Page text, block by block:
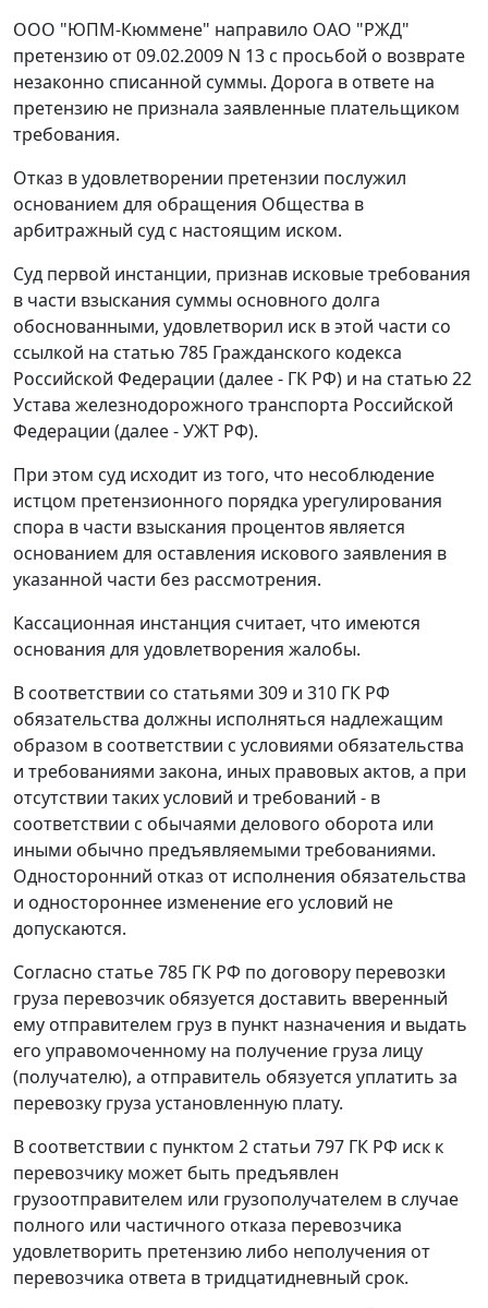
ООО "ЮПМ-Кюммене" направило ОАО "РЖД"
претензию от 09.02.2009 N 13 с просьбой о возврате
незаконно списанной суммы. Дорога в ответе на
претензию не признала заявленные плательщиком
требования.
Отказ в удовлетворении претензии послужил
основанием для обращения Общества в
арбитражный суд с настоящим иском.
Суд первой инстанции, признав исковые требования
в части взыскания суммы основного долга
обоснованными, удовлетворил иск в этой части со
ссылкой на статью 785 Гражданского кодекса
Российской Федерации (далее - ГК РФ) и на статью 22
Устава железнодорожного транспорта Российской
Федерации (далее - УЖТ РФ).
При этом суд исходит из того, что несоблюдение
истцом претензионного порядка урегулирования
спора в части взыскания процентов является
основанием для оставления искового заявления в
указанной части без рассмотрения.
Кассационная инстанция считает, что имеются
основания для удовлетворения жалобы.
В соответствии со статьями 309 и 310 ГК РФ
обязательства должны исполняться надлежащим
образом в соответствии с условиями обязательства
и требованиями закона, иных правовых актов, а при
отсутствии таких условий и требований - в
соответствии с обычаями делового оборота или
иными обычно предъявляемыми требованиями.
Односторонний отказ от исполнения обязательства
и одностороннее изменение его условий не
допускаются.
Согласно статье 785 ГК РФ по договору перевозки
груза перевозчик обязуется доставить вверенный
ему отправителем груз в пункт назначения и выдать
его управомоченному на получение груза лицу
(получателю), а отправитель обязуется уплатить за
перевозку груза установленную плату.
В соответствии с пунктом 2 статьи 797 ГК РФ иск к
перевозчику может быть предъявлен
грузоотправителем или грузополучателем в случае
полного или частичного отказа перевозчика
удовлетворить претензию либо неполучения от
перевозчика ответа в тридцатидневный срок.